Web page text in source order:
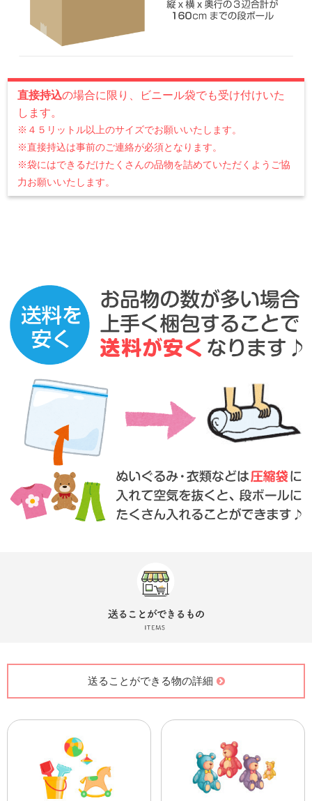
直接持込の場合に限り、ビニール袋でも受け付けいた
します。
※４５リットル以上のサイズでお願いいたします。
※直接持込は事前のご連絡が必須となります。
※袋にはできるだけたくさんの品物を詰めていただくようご協
力お願いいたします。
送ることができる物の詳細